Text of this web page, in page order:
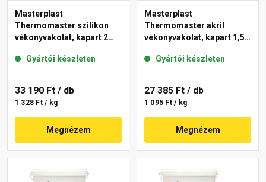
Masterplast
Thermomaster szilikon
vékonyvakolat, kapart 2
Gyártói készleten
33 190 Ft / db
1 328 Ft / kg
Megnézem
Masterplast
Thermomaster akril
vékonyvakolat, kapart 1,5
Gyártói készleten
27 385 Ft / db
1 095 Ft / kg
Megnézem